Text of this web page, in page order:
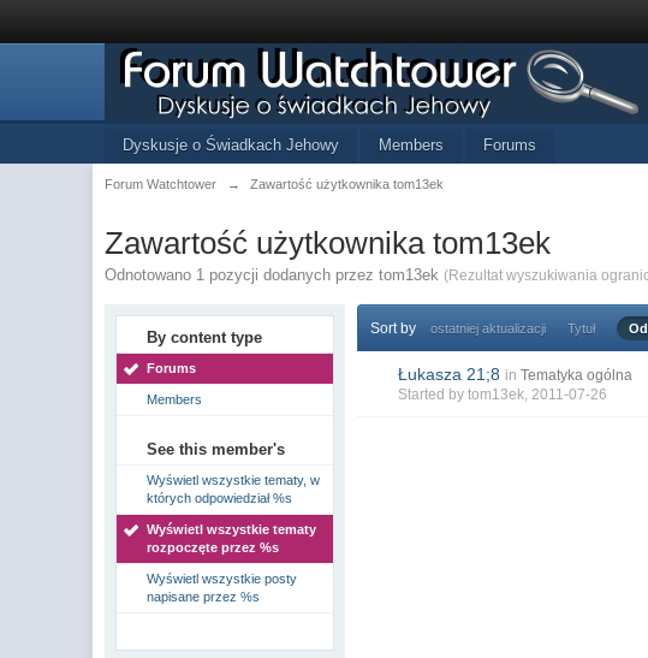
Dyskusje o Świadkach Jehowy Members Forums
Forum Watchtower → Zawartość użytkownika tom13ek
Zawartość użytkownika tom13ek
Odnotowano 1 pozycji dodanych przez tom13ek (Rezultat wyszukiwania
By content type
Forums
Members
See this member's
Wyświetl wszystkie tematy, w
których odpowiedział %s
Wyświetl wszystkie tematy
rozpoczęte przez %s
Wyświetl wszystkie posty
napisane przez %s
Sort by ostatniej aktualizacji Tytuł
Łukasza 21;8 in Tematyka ogólna
Started bytom13ek, 2011-07-26